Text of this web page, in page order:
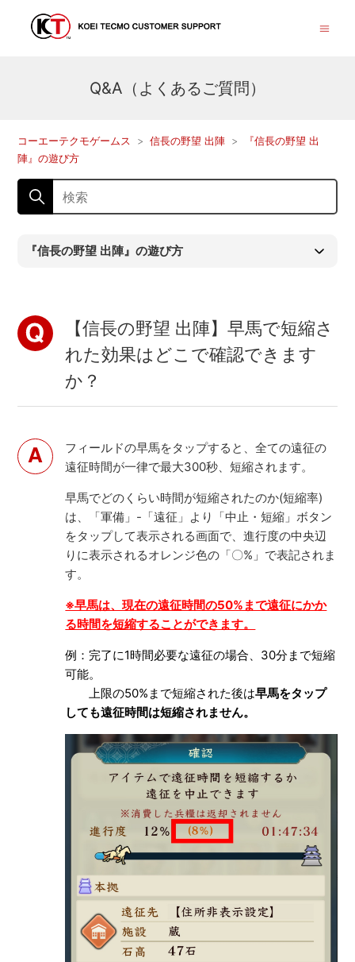
Q&A（よくあるご質問）
コーエーテクモゲームス 信長の野望 出陣
『信長の野望 出
陣』の遊び方
『信長の野望 出陣』の遊び方
【信長の野望 出陣】早馬で短縮さ
れた効果はどこで確認できます
か？
フィールドの早馬をタップすると、全ての遠征の
遠征時間が一律で最大300秒、短縮されます。
早馬でどのくらい時間が短縮されたのか(短縮率)
は、「軍備」-「遠征」より「中止・短縮」ボタン
をタップして表示される画面で、進行度の中央辺
りに表示されるオレンジ色の「〇%」で表記されま
す。
※早馬は、現在の遠征時間の50%まで遠征にかか
る時間を短縮することができます。
例：完了に1時間必要な遠征の場合、30分まで短縮
可能。
上限の50%まで短縮された後は早馬をタップ
しても遠征時間は短縮されません。